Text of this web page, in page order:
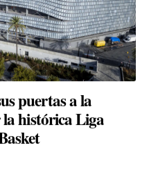
puertas a la
histórica Liga